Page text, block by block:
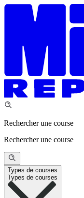
Rechercher une course
Rechercher une course
Types de courses
Types de courses